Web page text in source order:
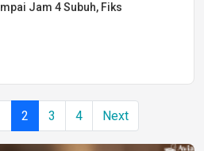
Jam 4 Subuh, Fiks
2 3 4 Next